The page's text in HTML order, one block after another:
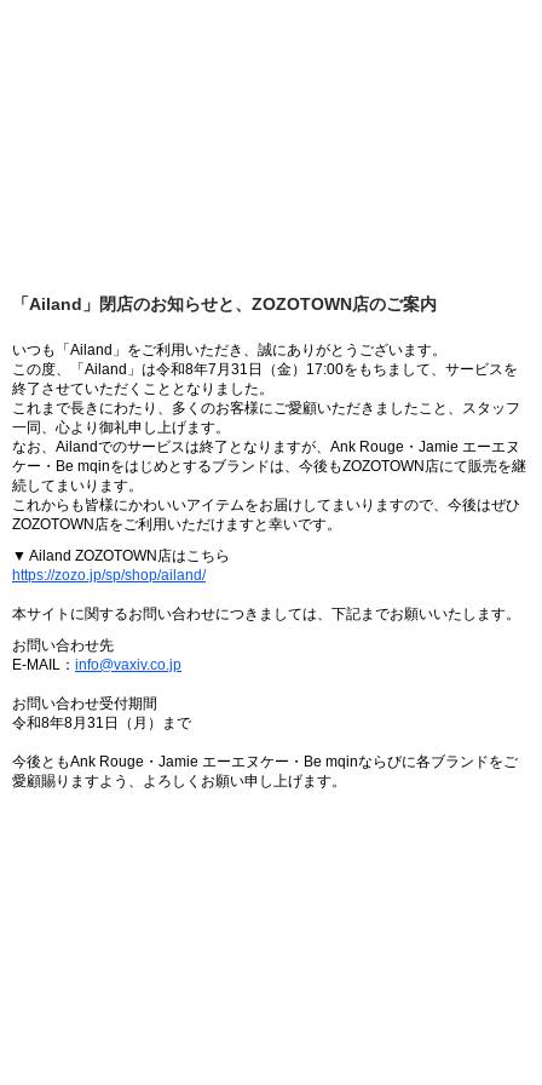
「Ailand」閉店のお知らせと、ZOZOTOWN店のご案内
いつも「Ailand」をご利用いただき、誠にありがとうございます。
この度、「Ailand」は令和8年7月31日（金）17:00をもちまして、サービスを
終了させていただくこととなりました。
これまで長きにわたり、多くのお客様にご愛顧いただきましたこと、スタッフ
一同、心より御礼申し上げます。
なお、Ailandでのサービスは終了となりますが、Ank Rouge・Jamie エーエヌ
ケー・Be mqinをはじめとするブランドは、今後もZOZOTOWN店にて販売を継
続してまいります。
これからも皆様にかわいいアイテムをお届けしてまいりますので、今後はぜひ
ZOZOTOWN店をご利用いただけますと幸いです。
▼ Ailand ZOZOTOWN店はこちら
https://zozo.jp/sp/shop/ailand/
本サイトに関するお問い合わせにつきましては、下記までお願いいたします。
お問い合わせ先
E-MAIL： info@vaxiv.co.jp
お問い合わせ受付期間
令和8年8月31日（月）まで
今後ともAnk Rouge・Jamie エーエヌケー・Be mqinならびに各ブランドをご
愛顧賜りますよう、よろしくお願い申し上げます。